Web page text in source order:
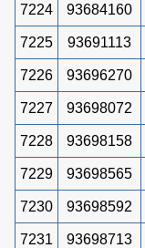
7224 93684160
7225 93691113
7226 93696270
7227 93698072
7228 93698158
7229 93698565
7230 93698592
7231 93698713